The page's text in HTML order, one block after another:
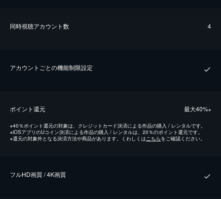
同時視聴アカウント数 4
アカウントごとの機能制限設定
ポイント還元 最⼤40%※
※40％ポイント還元の対象は、クレジットカード決済による作品の購入 / レンタルです。
※iOSアプリのUコイン決済による作品の購入 / レンタルは、20％のポイント還元です。
※還元の対象外となる決済方法や商品があります。くわしくは こちらをご確認ください。
フルHD画質 / 4K画質